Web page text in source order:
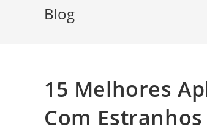
Blog
15 Melhores
Com